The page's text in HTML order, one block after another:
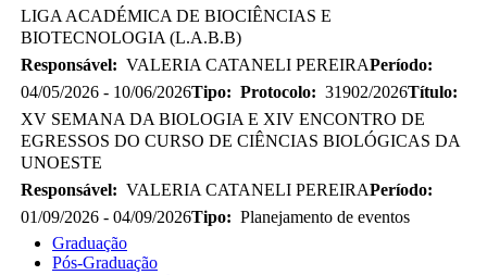
LIGA ACADÉMICA DE BIOCIÊNCIAS E
BIOTECNOLOGIA (L.A.B.B)
Responsável: VALERIA CATANELI PEREIRAPeríodo:
04/05/2026 - 10/06/2026Tipo: Protocolo: 31902/2026Título:
XV SEMANA DA BIOLOGIA E XIV ENCONTRO DE
EGRESSOS DO CURSO DE CIÊNCIAS BIOLÓGICAS DA
UNOESTE
Responsável: VALERIA CATANELI PEREIRAPeríodo:
01/09/2026 - 04/09/2026Tipo: Planejamento de eventos
Graduação
Pós-Graduação